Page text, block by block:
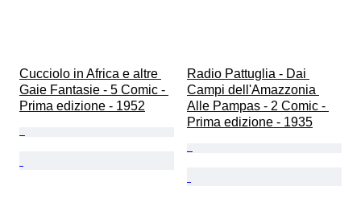
Cucciolo in Africa e altre
Gaie Fantasie - 5 Comic -
Prima edizione - 1952
Radio Pattuglia - Dai
Campi dell'Amazzonia
Alle Pampas - 2 Comic -
Prima edizione - 1935